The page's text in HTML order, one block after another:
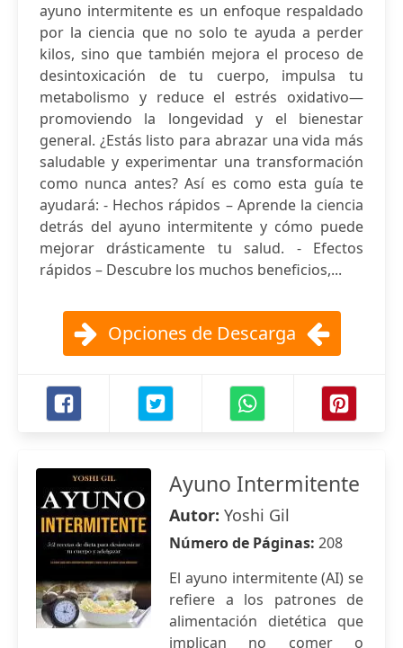
ayuno intermitente es un enfoque respaldado
por la ciencia que no solo te ayuda a perder
kilos, sino que también mejora el proceso de
desintoxicación de tu cuerpo, impulsa tu
metabolismo y reduce el estrés oxidativo—
promoviendo la longevidad y el bienestar
general. ¿Estás listo para abrazar una vida más
saludable y experimentar una transformación
como nunca antes? Así es como esta guía te
ayudará: - Hechos rápidos – Aprende la ciencia
detrás del ayuno intermitente y cómo puede
mejorar drásticamente tu salud. - Efectos
rápidos – Descubre los muchos beneficios,...
Opciones de Descarga
Ayuno Intermitente
Autor: Yoshi Gil
Número de Páginas: 208
El ayuno intermitente (AI) se
refiere a los patrones de
alimentación dietética que
implican no comer o